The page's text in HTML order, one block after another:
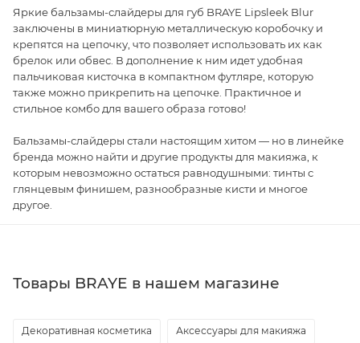
Яркие бальзамы-слайдеры для губ BRAYE Lipsleek Blur
заключены в миниатюрную металлическую коробочку и
крепятся на цепочку, что позволяет использовать их как
брелок или обвес. В дополнение к ним идет удобная
пальчиковая кисточка в компактном футляре, которую
также можно прикрепить на цепочке. Практичное и
стильное комбо для вашего образа готово!
Бальзамы-слайдеры стали настоящим хитом — но в линейке
бренда можно найти и другие продукты для макияжа, к
которым невозможно остаться равнодушными: тинты с
глянцевым финишем, разнообразные кисти и многое
другое.
Товары BRAYE в нашем магазине
Декоративная косметика Аксессуары для макияжа